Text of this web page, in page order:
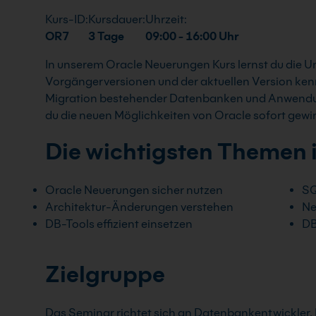
Kurs-ID:
OR7
Kursdauer:
3 Tage
Uhrzeit:
09:00 - 16:00 Uhr
In unserem Oracle Neuerungen Kurs lernst du die
Vorgängerversionen und der aktuellen Version
Migration bestehender Datenbanken und
du die neuen Möglichkeiten von Oracle sofort
Die wichtigsten
Oracle Neuerungen sicher nutzen
Architektur-Änderungen verstehen
DB-Tools effizient einsetzen
Zielgruppe
Das Seminar richtet sich an